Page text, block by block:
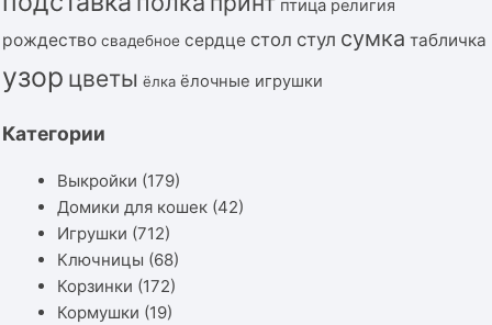
птица религия
рождество свадебное сердце стол стул сумка табличка
узор цветы ёлка ёлочные игрушки
Категории
Выкройки (179)
Домики для кошек (42)
Игрушки (712)
Ключницы (68)
Корзинки (172)
Кормушки (19)